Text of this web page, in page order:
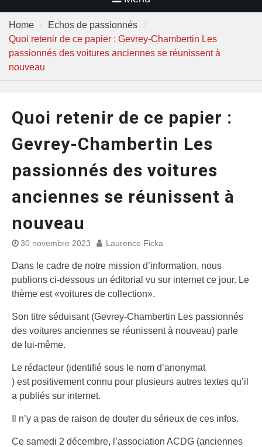
Home
Echos de passionnés
Quoi retenir de ce papier : Gevrey-Chambertin Les
passionnés des voitures anciennes se réunissent à
nouveau
Quoi retenir de ce papier :
Gevrey-Chambertin Les
passionnés des voitures
anciennes se réunissent à
nouveau
30 novembre 2023 Laurence Ficka
Dans le cadre de notre mission d’information, nous
publions ci-dessous un éditorial vu sur internet ce jour. Le
thème est «voitures de collection».
Son titre séduisant (Gevrey-Chambertin Les passionnés
des voitures anciennes se réunissent à nouveau) parle
de lui-même.
Le rédacteur (identifié sous le nom d’anonymat
) est positivement connu pour plusieurs autres textes qu’il
a publiés sur internet.
Il n’y a pas de raison de douter du sérieux de ces infos.
Ce samedi 2 décembre, l’association ACDG (anciennes